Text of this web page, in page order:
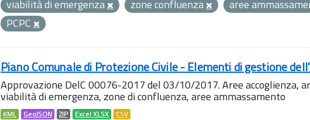
viabilità di emergenza
zone confluenza
aree
PCPC
Piano Comunale di Protezione Civile - Elementi di gestione
Approvazione DelC 00076-2017 del 03/10/2017. Aree accoglienza,
viabilità di emergenza, zone di confluenza, aree ammassamento
KML GeoJSON ZIP Excel XLSX CSV